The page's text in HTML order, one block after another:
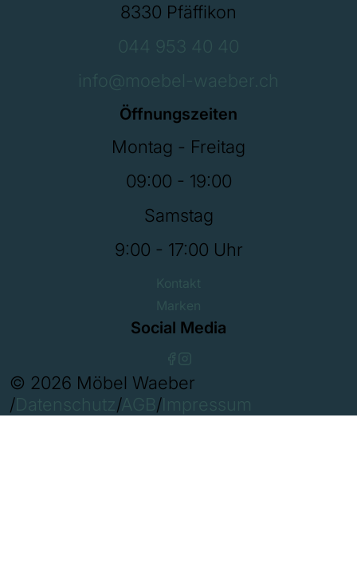
8330 Pfäffikon
044 953 40 40
info@moebel-waeber.ch
Öffnungszeiten
Montag - Freitag
09:00 - 19:00
Samstag
9:00 - 17:00 Uhr
Kontakt
Marken
Social Media
© 2026 Möbel Waeber
/Datenschutz/AGB/Impressum